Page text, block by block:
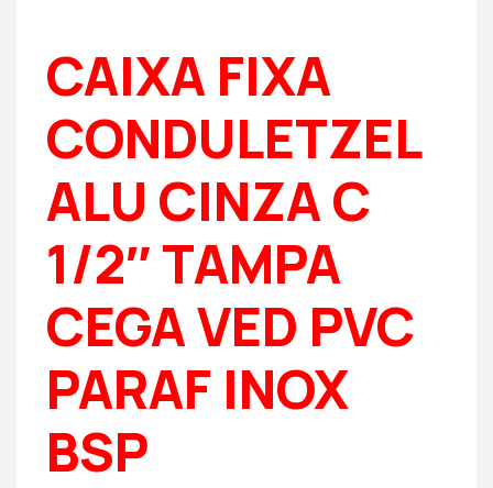
CAIXA FIXA
CONDULETZEL
ALU CINZA C
1/2″ TAMPA
CEGA VED PVC
PARAF INOX
BSP